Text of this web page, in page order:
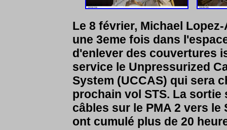
Le 8 février, Michael
une 3eme fois dans
d'enlever des couvertures
service le Unpressurized
System (UCCAS) qui sera
prochain vol STS. La sortie
câbles sur le PMA 2 vers le
ont cumulé plus de 20